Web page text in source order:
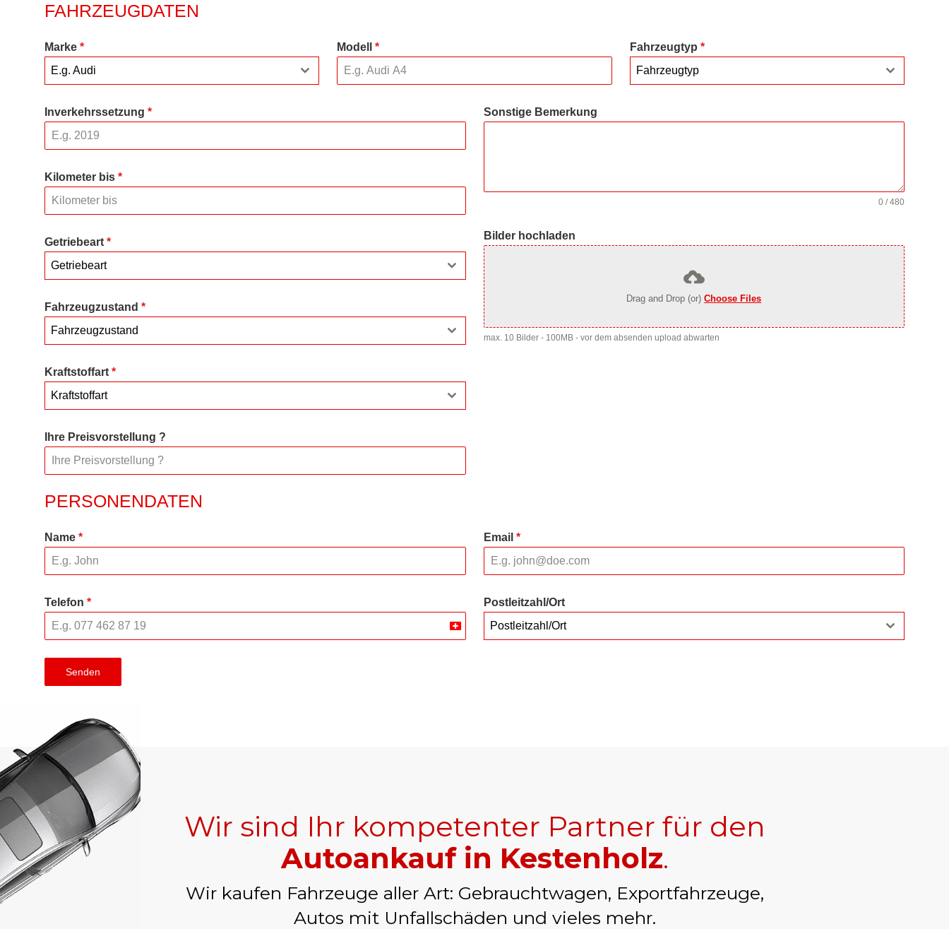
FAHRZEUGDATEN
Marke *
E.g. Audi
Modell* Fahrzeugtyp *
Fahrzeugtyp
Inverkehrssetzung *
Kilometer bis *
Getriebeart *
Getriebeart
Fahrzeugzustand *
Fahrzeugzustand
Kraftstoffart *
Kraftstoffart
Ihre Preisvorstellung ?
Sonstige Bemerkung
0 / 480
Bilder hochladen
Drag and Drop (or)Choose Files
max. 10 Bilder - 100MB - vor dem absenden upload abwarten
PERSONENDATEN
Name * Email *
Telefon *
Switzerland
Postleitzahl/Ort
Postleitzahl/Ort
Senden
Wir sind Ihr kompetenter Partner für den
Autoankauf in Kestenholz.
Wir kaufen Fahrzeuge aller Art: Gebrauchtwagen, Exportfahrzeuge,
Autos mit Unfallschäden und vieles mehr.